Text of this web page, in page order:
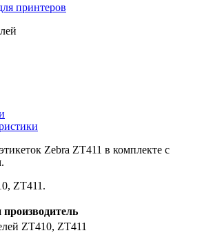
принтеров
Zebra ZT411 в комплекте с
ZT411.
ZT410, ZT411